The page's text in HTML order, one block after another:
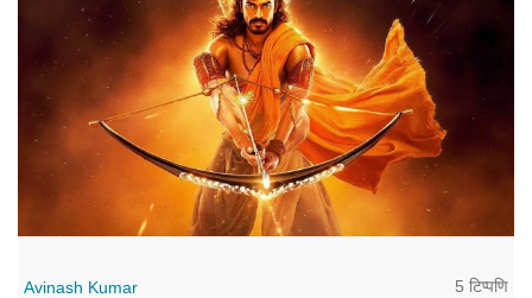
Avinash Kumar 5 टिप्पणि